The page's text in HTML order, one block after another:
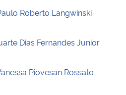
Roberto Langwinski
Dias Fernandes Junior
Piovesan Rossato